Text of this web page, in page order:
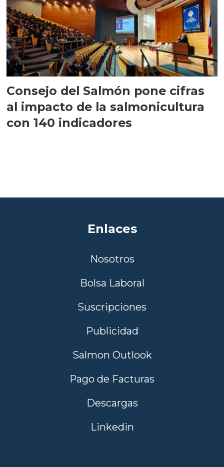
Consejo del Salmón pone cifras
al impacto de la salmonicultura
con 140 indicadores
Enlaces
Nosotros
Bolsa Laboral
Suscripciones
Publicidad
Salmon Outlook
Pago de Facturas
Descargas
Linkedin